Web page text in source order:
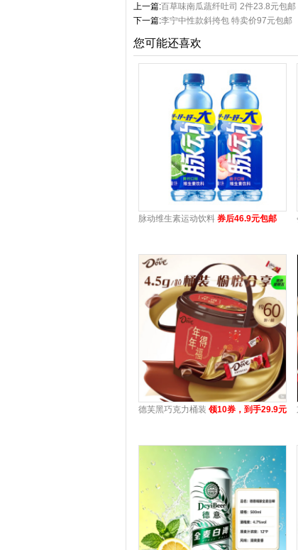
上一篇:百草味南瓜蔬纤吐司 2件23.8元包邮
下一篇:李宁中性款斜挎包 特卖价97元包邮
您可能还喜欢
脉动维生素运动饮料 券后46.9元包邮
德芙黑巧克力桶装 领10券，到手29.9元